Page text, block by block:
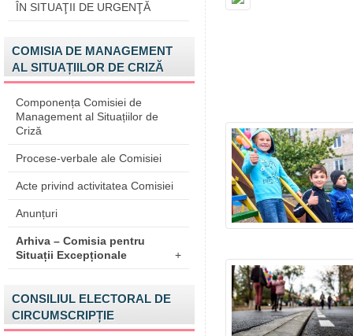
ÎN SITUAŢII DE URGENŢĂ
COMISIA DE MANAGEMENT
AL SITUAȚIILOR DE CRIZĂ
Componența Comisiei de
Management al Situațiilor de
Criză
Procese-verbale ale Comisiei
Acte privind activitatea Comisiei
Anunțuri
Arhiva – Comisia pentru
Situații Excepționale
+
CONSILIUL ELECTORAL DE
CIRCUMSCRIPȚIE